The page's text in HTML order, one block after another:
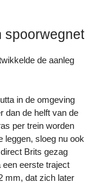
spoorwegnet
de aanleg
in de omgeving
dan de helft van de
per trein worden
leggen, sloeg nu ook
Brits gezag
eerste traject
mm, dat zich later